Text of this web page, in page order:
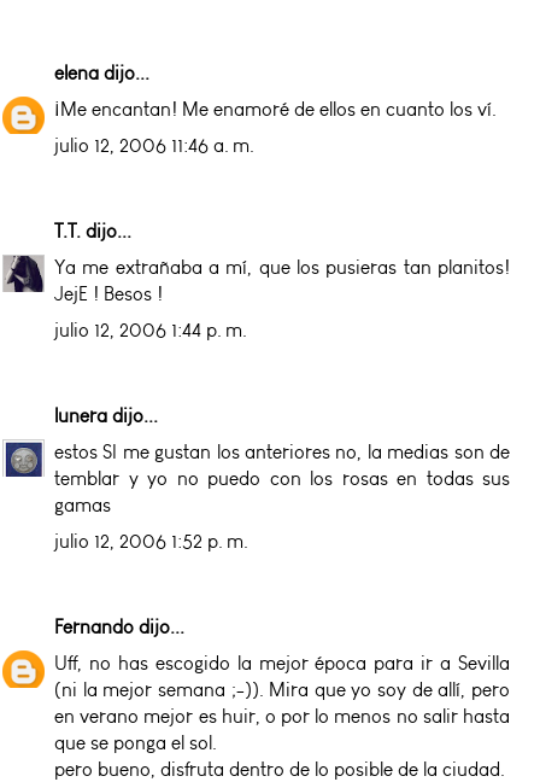
elena dijo...
¡Me encantan! Me enamoré de ellos en cuanto los ví.
julio 12, 2006 11:46 a. m.
T.T. dijo...
Ya me extrañaba a mí, que los pusieras tan planitos!
JejE ! Besos !
julio 12, 2006 1:44 p. m.
lunera dijo...
estos SI me gustan los anteriores no, la medias son de
temblar y yo no puedo con los rosas en todas sus
gamas
julio 12, 2006 1:52 p. m.
Fernando dijo...
Uff, no has escogido la mejor época para ir a Sevilla
(ni la mejor semana ;-)). Mira que yo soy de allí, pero
en verano mejor es huir, o por lo menos no salir hasta
que se ponga el sol.
pero bueno, disfruta dentro de lo posible de la ciudad.